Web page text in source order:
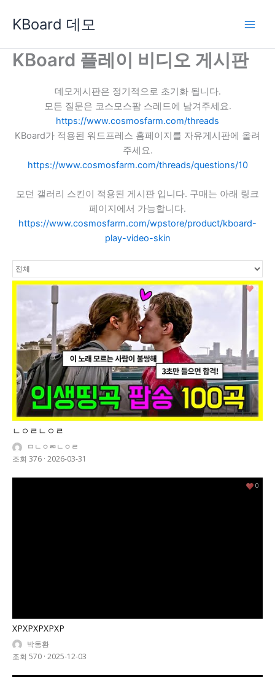
로
KBoard 데모
KBoard 플레이 비디오 게시판
데모게시판은 정기적으로 초기화 됩니다.
모든 질문은 코스모스팜 스레드에 남겨주세요.
https://www.cosmosfarm.com/threads
KBoard가 적용된 워드프레스 홈페이지를 자유게시판에 올려
주세요.
https://www.cosmosfarm.com/threads/questions/10
모던 갤러리 스킨이 적용된 게시판 입니다. 구매는 아래 링크
페이지에서 가능합니다.
https://www.cosmosfarm.com/wpstore/product/kboard-
play-video-skin
ㄴㅇㄹㄴㅇㄹ
ㅁㄴㅇㄻㄴㅇㄹ
조회 376 · 2026-03-31
0
XPXPXPXPXP
박동환
조회 570 · 2025-12-03
0